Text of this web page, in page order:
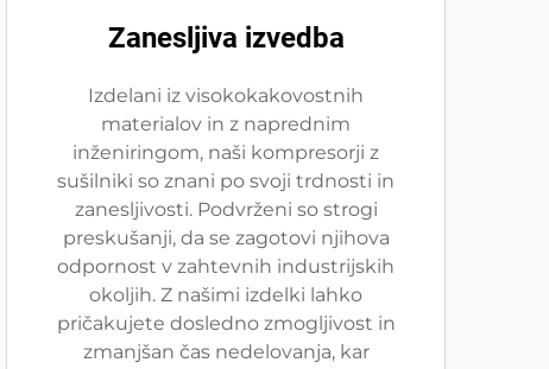
Zanesljiva izvedba
Izdelani iz visokokakovostnih
materialov in z naprednim
inženiringom, naši kompresorji z
sušilniki so znani po svoji trdnosti in
zanesljivosti. Podvrženi so strogi
preskušanji, da se zagotovi njihova
odpornost v zahtevnih industrijskih
okoljih. Z našimi izdelki lahko
pričakujete dosledno zmogljivost in
zmanjšan čas nedelovanja, kar